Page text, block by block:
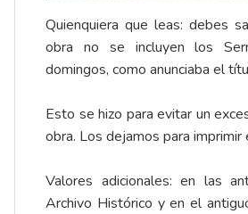
Quienquiera que leas: debes
obra no se incluyen los
domingos, como anunciaba el
Esto se hizo para evitar un
obra. Los dejamos para imprimir
Valores adicionales: en las
Archivo Histórico y en el